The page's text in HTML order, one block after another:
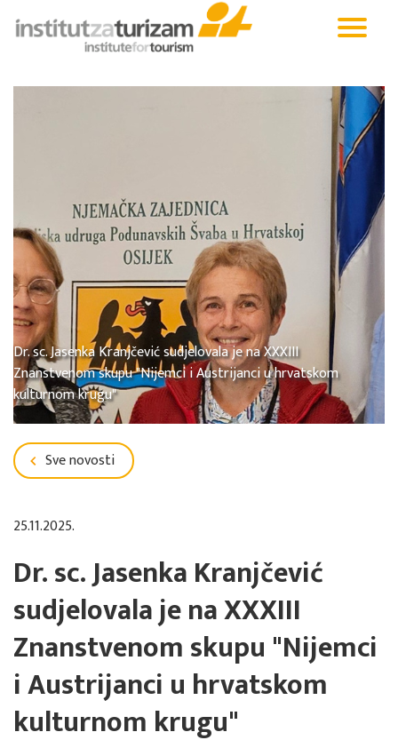
Dr. sc. Jasenka Kranjčević sudjelovala je na XXXIII
Znanstvenom skupu "Nijemci i Austrijanci u hrvatskom
kulturnom krugu"
Sve novosti
25.11.2025.
Dr. sc. Jasenka Kranjčević
sudjelovala je na XXXIII
Znanstvenom skupu "Nijemci
i Austrijanci u hrvatskom
kulturnom krugu"